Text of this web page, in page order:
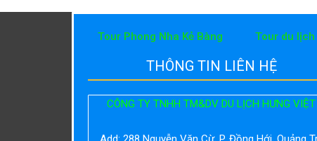
Tour Phong Nha Kẻ Bàng Tour du lịch
THÔNG TIN LIÊN HỆ
CÔNG TY TNHH TM&DV DU LỊCH HƯNG VIỆT